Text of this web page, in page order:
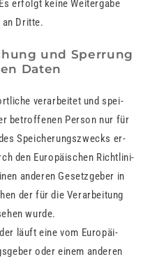
er­folgt keine Wei­ter­ga­be
Drit­te.
und Sperrung
Daten
ver­ar­bei­tet und spei­
be­trof­fe­nen Per­son nur für
Spei­che­rungs­zwecks er­
den Eu­ro­päi­schen Richt­li­ni­
an­de­ren Ge­setz­ge­ber in
der für die Ver­ar­bei­tung
wurde.
läuft eine vom Eu­ro­päi­
oder einem an­de­ren